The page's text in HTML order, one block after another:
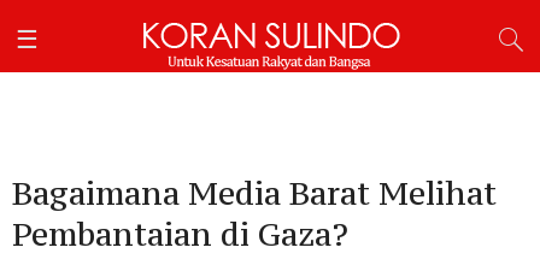
Bagaimana Media Barat Melihat
Pembantaian di Gaza?